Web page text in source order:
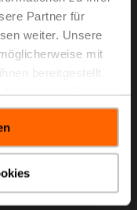
Partner für
weiter. Unsere
mit
bereitgestellt